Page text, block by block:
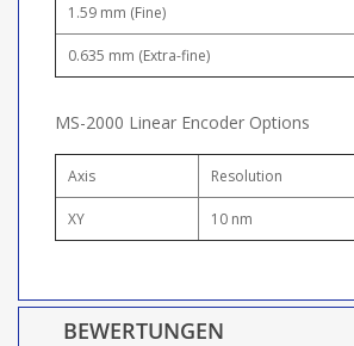
1.59 mm (Fine)
0.635 mm (Extra-fine)
MS-2000 Linear Encoder Options
Axis Resolution
XY 10 nm
BEWERTUNGEN